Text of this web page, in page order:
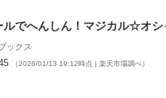
ルでへんしん！マジカル☆オ
ックス
（2026/01/13 19:12時点 | 楽天市場調べ）